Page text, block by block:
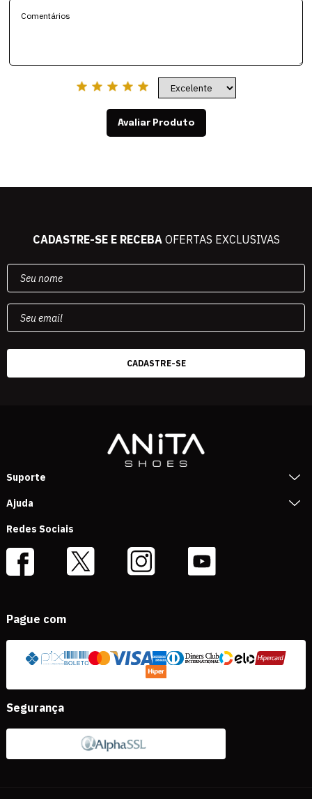
Avaliar Produto
CADASTRE-SE E RECEBAOFERTAS EXCLUSIVAS
Suporte
Ajuda
Redes Sociais
Pague com
Segurança